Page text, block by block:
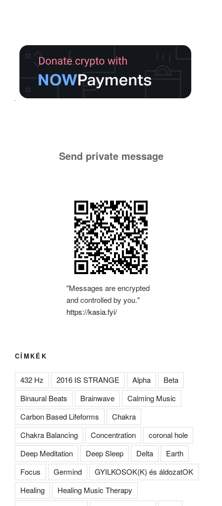
Send private message
"Messages are encrypted
and controlled by you."
https://kasia.fyi/
CÍMKÉK
432 Hz 2016 IS STRANGE Alpha
Beta
Binaural Beats
Brainwave
Calming Music
Carbon Based Lifeforms
Chakra
Chakra Balancing
Concentration
coronal hole
Deep Meditation
Deep Sleep Delta
Earth
Focus
Germind
GYILKOSOK(K) és áldozatOK
Healing
Healing Music Therapy